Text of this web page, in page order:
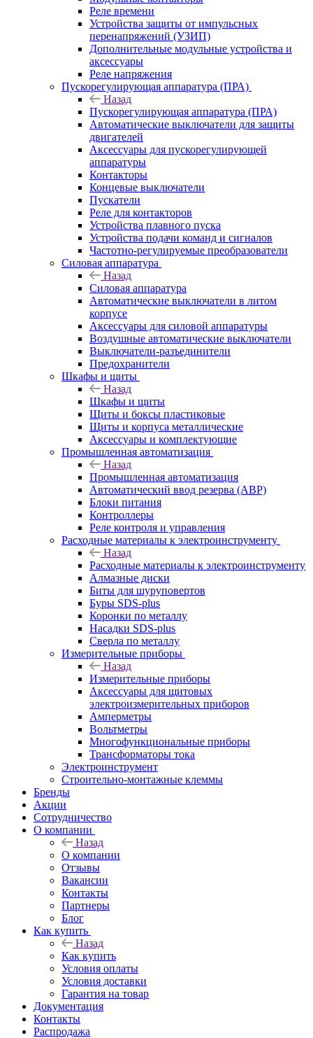
Реле времени
Устройства защиты от импульсных
перенапряжений (УЗИП)
Дополнительные модульные устройства и
аксессуары
Реле напряжения
Пускорегулирующая аппаратура (ПРА)
Назад
Пускорегулирующая аппаратура (ПРА)
Автоматические выключатели для защиты
двигателей
Аксессуары для пускорегулирующей
аппаратуры
Контакторы
Концевые выключатели
Пускатели
Реле для контакторов
Устройства плавного пуска
Устройства подачи команд и сигналов
Частотно-регулируемые преобразователи
Силовая аппаратура
Назад
Силовая аппаратура
Автоматические выключатели в литом
корпусе
Аксессуары для силовой аппаратуры
Воздушные автоматические выключатели
Выключатели-разъединители
Предохранители
Шкафы и щиты
Назад
Шкафы и щиты
Щиты и боксы пластиковые
Щиты и корпуса металлические
Аксессуары и комплектующие
Промышленная автоматизация
Назад
Промышленная автоматизация
Автоматический ввод резерва (АВР)
Блоки питания
Контроллеры
Реле контроля и управления
Расходные материалы к электроинструменту
Назад
Расходные материалы к электроинструменту
Алмазные диски
Биты для шуруповертов
Буры SDS-plus
Коронки по металлу
Насадки SDS-plus
Сверла по металлу
Измерительные приборы
Назад
Измерительные приборы
Аксессуары для щитовых
электроизмерительных приборов
Амперметры
Вольтметры
Многофункциональные приборы
Трансформаторы тока
Электроинструмент
Строительно-монтажные клеммы
Бренды
Акции
Сотрудничество
О компании
Назад
О компании
Отзывы
Вакансии
Контакты
Партнеры
Блог
Как купить
Назад
Как купить
Условия оплаты
Условия доставки
Гарантия на товар
Документация
Контакты
Распродажа